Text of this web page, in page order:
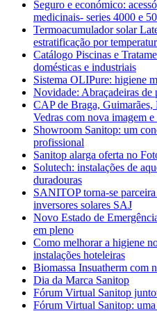
Seguro e económico:
medicinais- series 4000 e
Termoacumulador solar
estratificação por
Catálogo Piscinas e
domésticas e industriais
Sistema OLIPure: higiene
Novidade: Abraçadeiras de
CAP de Braga, Guimarães,
Vedras com nova imagem e
Showroom Sanitop: um
profissional
Sanitop alarga oferta no
Solutech: instalações de
duradouras
SANITOP torna-se
inversores solares SAJ
Novo Estado de
em pleno
Como melhorar a higiene
instalações hoteleiras
Biomassa Insuatherm com
Dia da Marca Sanitop
Fórum Virtual Sanitop
Fórum Virtual Sanitop: